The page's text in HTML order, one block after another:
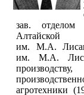
зав. отделом
Алтайской
им. М.А.
им. М.А.
агротехники